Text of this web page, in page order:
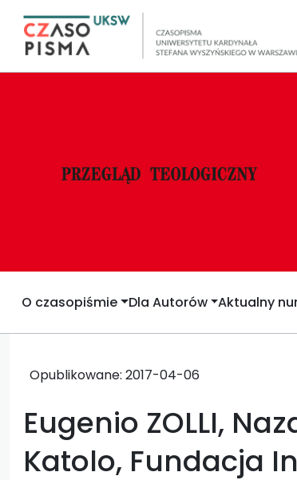
O czasopiśmie Dla Autorów Aktualny
Opublikowane: 2017-04-06
Eugenio ZOLLI,
Katolo, Fundacja